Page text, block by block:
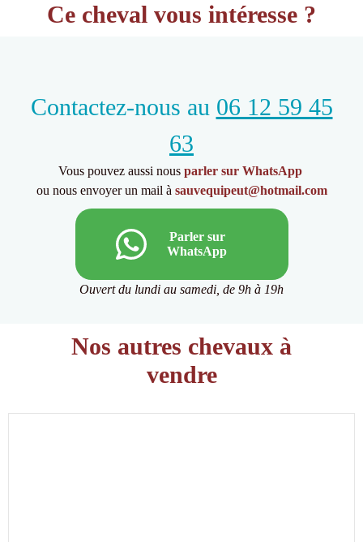
Ce cheval vous intéresse ?
Contactez-nous au 06 12 59 45
63
Vous pouvez aussi nous parler sur WhatsApp
ou nous envoyer un mail à sauvequipeut@hotmail.com
Parler sur
WhatsApp
Ouvert du lundi au samedi, de 9h à 19h
Nos autres chevaux à
vendre